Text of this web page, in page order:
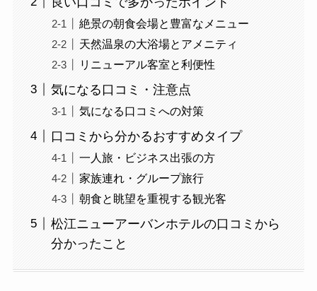
絶景の朝食会場と豊富なメニュー
天然温泉の大浴場とアメニティ
リニューアル客室と利便性
気になる口コミ・注意点
気になる口コミへの対策
口コミから分かるおすすめタイプ
一人旅・ビジネス出張の方
家族連れ・グループ旅行
朝食と眺望を重視する観光客
松江ニューアーバンホテルの口コミから
分かったこと